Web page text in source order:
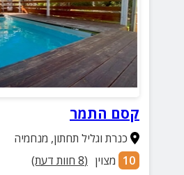
קסם התמר
כנרת וגליל תחתון, מנחמיה
10 מצוין (
8 חוות דעת)